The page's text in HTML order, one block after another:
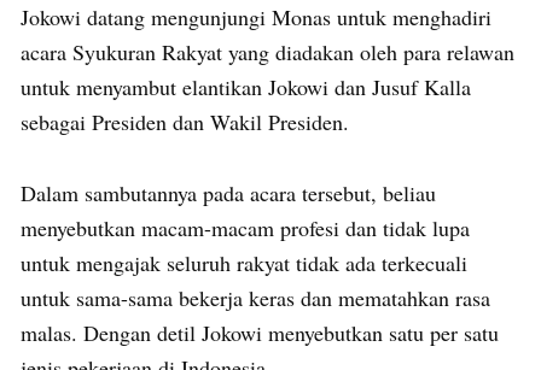
Jokowi datang mengunjungi Monas untuk menghadiri
acara Syukuran Rakyat yang diadakan oleh para relawan
untuk menyambut elantikan Jokowi dan Jusuf Kalla
sebagai Presiden dan Wakil Presiden.
Dalam sambutannya pada acara tersebut, beliau
menyebutkan macam-macam profesi dan tidak lupa
untuk mengajak seluruh rakyat tidak ada terkecuali
untuk sama-sama bekerja keras dan mematahkan rasa
malas. Dengan detil Jokowi menyebutkan satu per satu